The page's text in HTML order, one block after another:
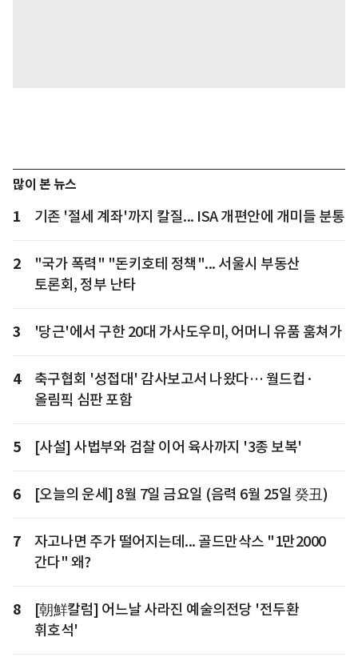
많이 본 뉴스
1 기존 '절세 계좌'까지 칼질... ISA 개편안에 개미들 분통
2
"국가 폭력" "돈키호테 정책"... 서울시 부동산
토론회, 정부 난타
3 '당근'에서 구한 20대 가사도우미, 어머니 유품 훔쳐가
4
축구협회 '성접대' 감사보고서 나왔다… 월드컵·
올림픽 심판 포함
5 [사설] 사법부와 검찰 이어 육사까지 '3종 보복'
6 [오늘의 운세] 8월 7일 금요일 (음력 6월 25일 癸丑)
7
자고나면 주가 떨어지는데... 골드만삭스 "1만2000
간다" 왜?
8
[朝鮮칼럼] 어느날 사라진 예술의전당 '전두환
휘호석'